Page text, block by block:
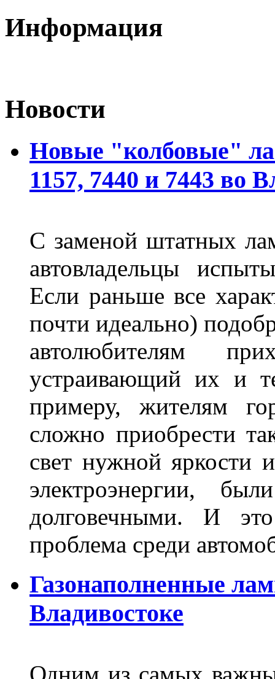
Информация
Новости
Новые "колбовые"
1157, 7440 и 7443 во
С заменой штатных
автовладельцы
Если раньше все
почти идеально)
автолюбителям
устраивающий их и
примеру, жителям
сложно приобрести
свет нужной яркости
электроэнергии,
долговечными. И
проблема среди
Газонаполненные
Владивостоке
Одним из самых